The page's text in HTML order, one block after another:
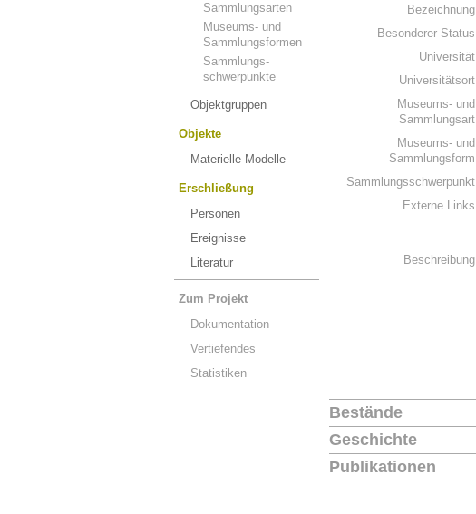
Sammlungsarten
Museums- und
Sammlungsformen
Sammlungs-
schwerpunkte
Objektgruppen
Objekte
Materielle Modelle
Erschließung
Personen
Ereignisse
Literatur
Zum Projekt
Dokumentation
Vertiefendes
Statistiken
Bezeichnung
Besonderer Status
Universität
Universitätsort
Museums- und
Sammlungsart
Museums- und
Sammlungsform
Sammlungsschwerpunkt
Externe Links
Beschreibung
Bestände
Geschichte
Publikationen